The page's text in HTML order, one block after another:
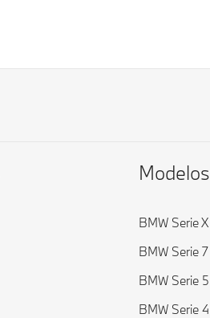
Modelos
BMW Serie X
BMW Serie 7
BMW Serie 5
BMW Serie 4